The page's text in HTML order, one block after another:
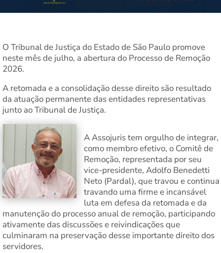
O Tribunal de Justiça do Estado de São Paulo promove
neste mês de julho, a abertura do Processo de Remoção
2026.
A retomada e a consolidação desse direito são resultado
da atuação permanente das entidades representativas
junto ao Tribunal de Justiça.
A Assojuris tem orgulho de integrar,
como membro efetivo, o Comitê de
Remoção, representada por seu
vice-presidente, Adolfo Benedetti
Neto (Pardal), que travou e continua
travando uma firme e incansável
luta em defesa da retomada e da
manutenção do processo anual de remoção, participando
ativamente das discussões e reivindicações que
culminaram na preservação desse importante direito dos
servidores.